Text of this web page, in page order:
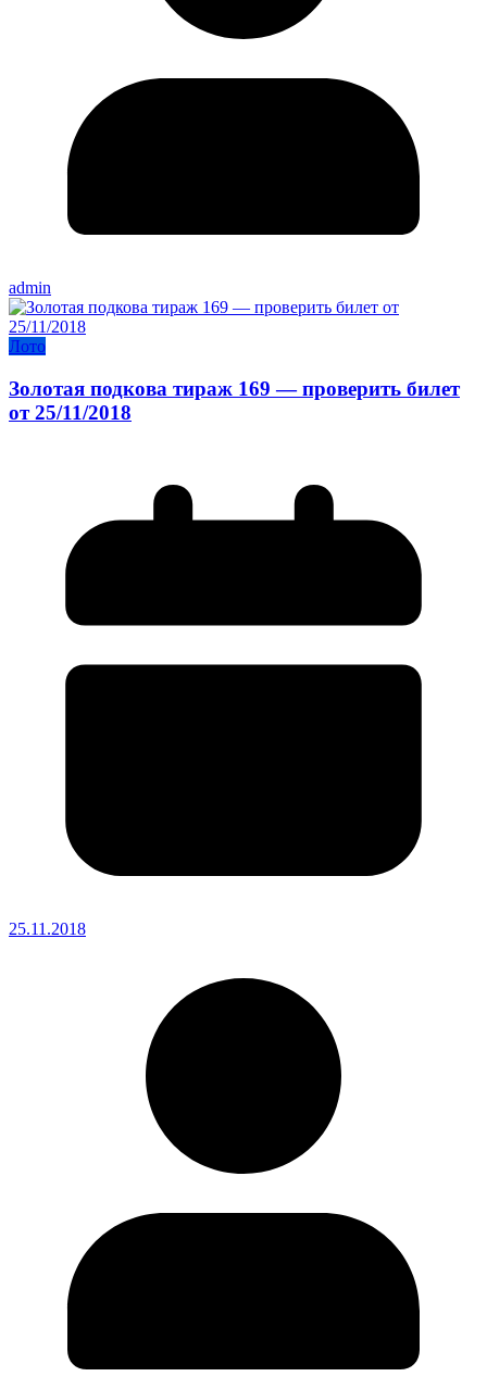
admin
Лото
Золотая подкова тираж 169 — проверить билет
от 25/11/2018
25.11.2018